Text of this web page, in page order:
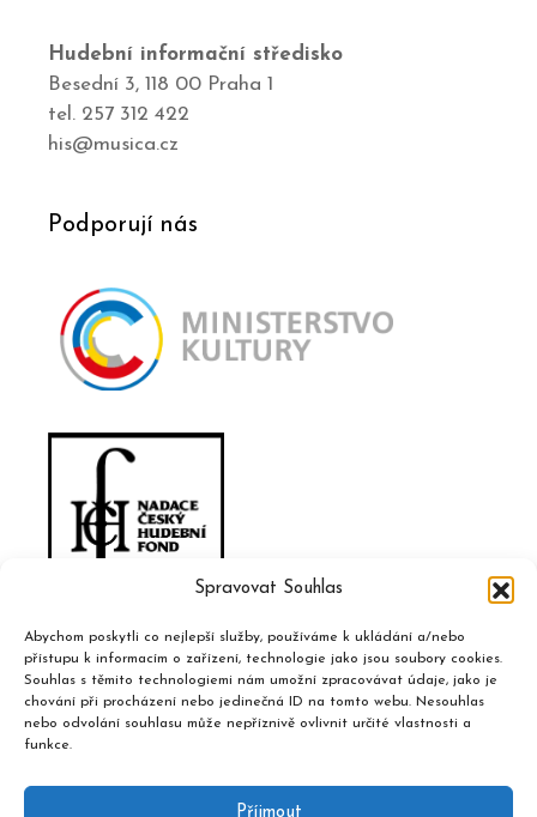
Spravovat Souhlas
Abychom poskytli co nejlepší služby, používáme k ukládání a/nebo
přístupu k informacím o zařízení, technologie jako jsou soubory cookies.
Souhlas s těmito technologiemi nám umožní zpracovávat údaje, jako je
chování při procházení nebo jedinečná ID na tomto webu. Nesouhlas
nebo odvolání souhlasu může nepříznivě ovlivnit určité vlastnosti a
funkce.
Příjmout
Hudební informační středisko
Besední 3, 118 00 Praha 1
tel. 257 312 422
his@musica.cz
Podporují nás